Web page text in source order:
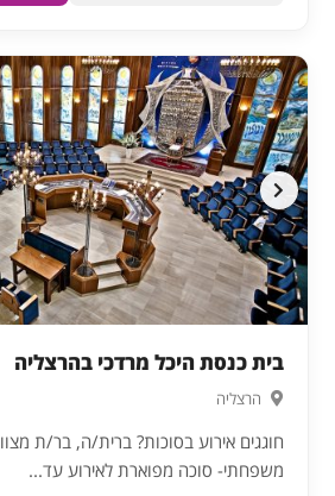
בית כנסת היכל מרדכי בהרצליה
הרצליה
חוגגים אירוע בסוכות? ברית/ה, בר/ת
משפחתי- סוכה מפוארת לאירוע עד...